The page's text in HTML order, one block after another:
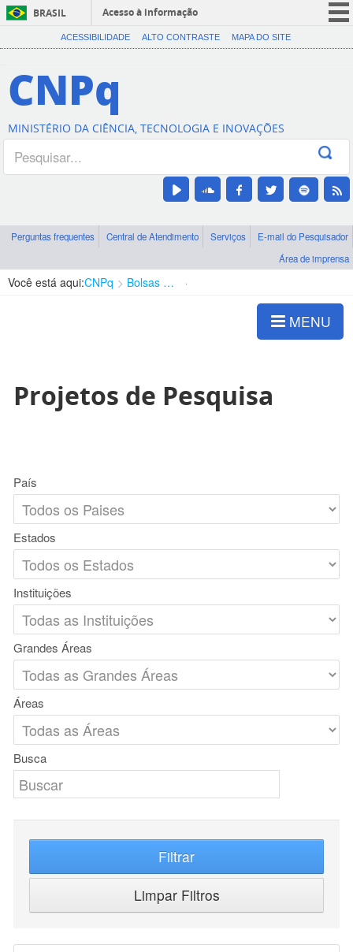
BRASIL
Acesso à informação
CORONAVÍRUS (COVID-19)
Canais
ACESSIBILIDADE ALTO CONTRASTE MAPA DO SITE
CNPq
MINISTÉRIO DA CIÊNCIA, TECNOLOGIA E INOVAÇÕES
Perguntas frequentes Central de Atendimento Serviços
E-mail do Pesquisador
Área de imprensa
Você está aqui:CNPq Bolsas e Auxílios Vigentes
MENU
Projetos de Pesquisa
País
Estados
Instituições
Grandes Áreas
Áreas
Busca
Filtrar
Limpar Filtros